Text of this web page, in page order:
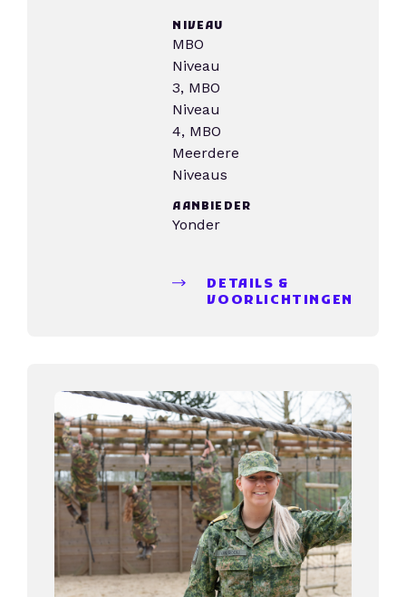
NIVEAU
MBO
Niveau
3, MBO
Niveau
4, MBO
Meerdere
Niveaus
AANBIEDER
Yonder
DETAILS &
VOORLICHTINGEN